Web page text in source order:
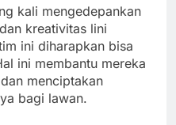
kali mengedepankan
kreativitas lini
ini diharapkan bisa
ini membantu mereka
menciptakan
bagi lawan.